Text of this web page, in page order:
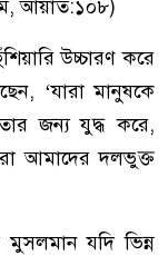
আয়াত:১০৮)
উচ্চারণ করে
‘যারা মানুষকে
জন্য যুদ্ধ করে,
আমাদের দলভুক্ত
যদি ভিন্ন